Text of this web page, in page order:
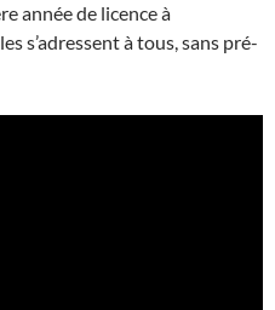
année de licence à
s’adressent à tous, sans pré-